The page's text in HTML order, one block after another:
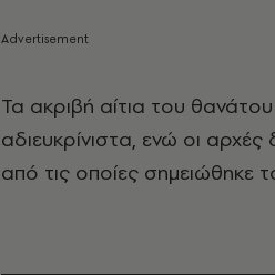
Τα ακριβή αίτια του
αδιευκρίνιστα, ενώ οι
από τις οποίες σημειώθηκε